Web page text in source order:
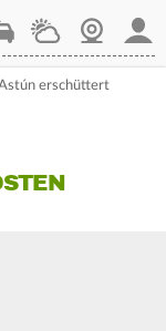
WetterWebcam
erschüttert